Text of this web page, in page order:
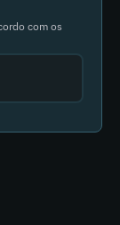
com os